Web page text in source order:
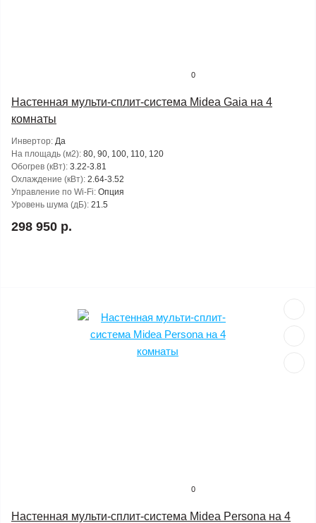
0
Настенная мульти-сплит-система Midea Gaia на 4
комнаты
Инвертор: Да
На площадь (м2): 80, 90, 100, 110, 120
Обогрев (кВт): 3.22-3.81
Охлаждение (кВт): 2.64-3.52
Управление по Wi-Fi: Опция
Уровень шума (дБ): 21.5
298 950 р.
0
Настенная мульти-сплит-система Midea Persona на 4